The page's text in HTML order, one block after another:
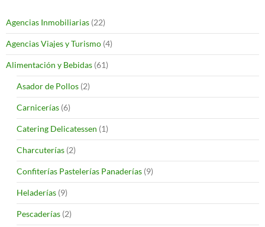
Agencias Inmobiliarias (22)
Agencias Viajes y Turismo (4)
Alimentación y Bebidas (61)
Asador de Pollos (2)
Carnicerías (6)
Catering Delicatessen (1)
Charcuterías (2)
Confiterías Pastelerías Panaderías (9)
Heladerías (9)
Pescaderías (2)